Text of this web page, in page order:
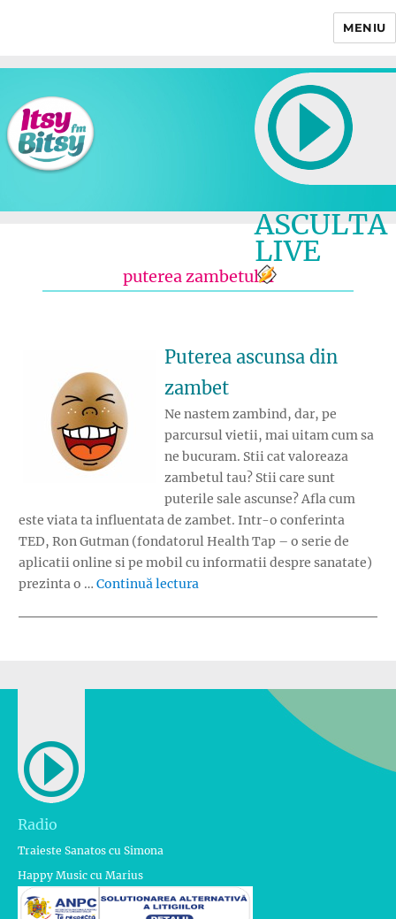
MENIU
ASCULTA
LIVE
puterea zambetului
Puterea ascunsa din
zambet
Ne nastem zambind, dar, pe
parcursul vietii, mai uitam cum sa
ne bucuram. Stii cat valoreaza
zambetul tau? Stii care sunt
puterile sale ascunse? Afla cum
este viata ta influentata de zambet. Intr-o conferinta
TED, Ron Gutman (fondatorul Health Tap – o serie de
aplicatii online si pe mobil cu informatii despre sanatate)
prezinta o … Continuă lectura
Radio
Traieste Sanatos cu Simona
Happy Music cu Marius